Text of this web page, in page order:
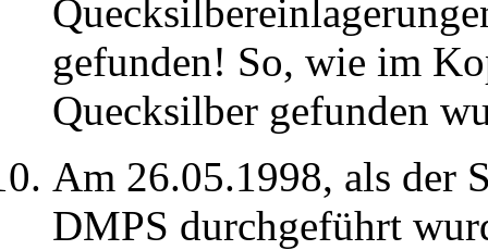
gefunden! So, wie im
Quecksilber gefunden
Am 26.05.1998, als der
DMPS durchgeführt